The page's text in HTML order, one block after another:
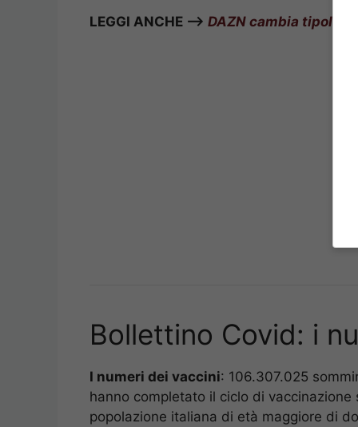
LEGGI ANCHE –> DAZN cambia
Bollettino Covid: i
I numeri dei vaccini: 106.307.025
hanno completato il ciclo di
popolazione italiana di età maggiore di